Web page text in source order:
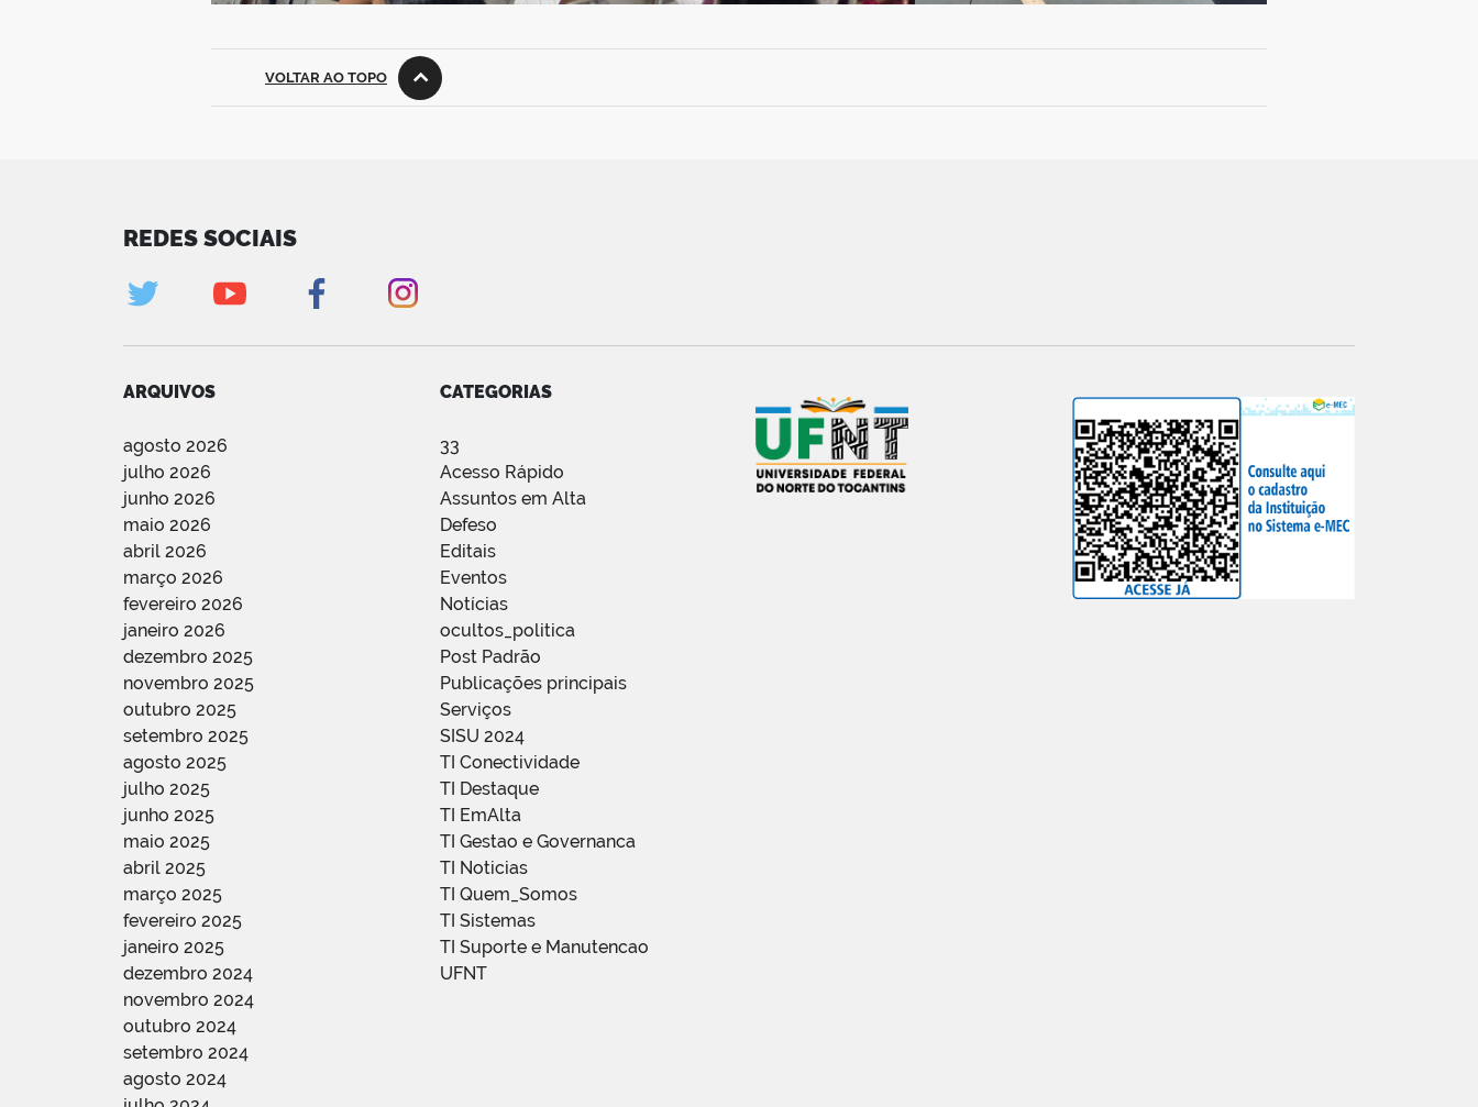
VOLTAR AO TOPO
REDES SOCIAIS
ARQUIVOS
agosto 2026
julho 2026
junho 2026
maio 2026
abril 2026
março 2026
fevereiro 2026
janeiro 2026
dezembro 2025
novembro 2025
outubro 2025
setembro 2025
agosto 2025
julho 2025
junho 2025
maio 2025
abril 2025
março 2025
fevereiro 2025
janeiro 2025
dezembro 2024
novembro 2024
outubro 2024
setembro 2024
agosto 2024
CATEGORIAS
33
Acesso Rápido
Assuntos em Alta
Defeso
Editais
Eventos
Notícias
ocultos_politica
Post Padrão
Publicações principais
Serviços
SISU 2024
TI Conectividade
TI Destaque
TI EmAlta
TI Gestao e Governanca
TI Noticias
TI Quem_Somos
TI Sistemas
TI Suporte e Manutencao
UFNT